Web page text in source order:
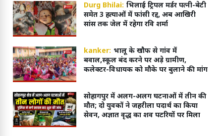
Durg Bhilai: भिलाई ट्रिपल मर्डर पत्नी-बेटी
समेत 3 हत्याओं में फांसी रद्द, अब आखिरी
सांस तक जेल में रहेगा रवि शर्मा
kanker: भालू के खौफ से गांव में
बवाल,स्कूल बंद करने पर अड़े ग्रामीण,
कलेक्टर-विधायक को मौके पर बुलाने की मांग
सोहागपुर में अलग-अलग घटनाओं में तीन की
मौत; दो युवकों ने जहरीला पदार्थ का किया
सेवन, अज्ञात वृद्ध का शव पटरियों पर मिला